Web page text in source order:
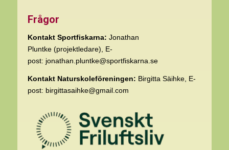
Frågor
Kontakt Sportfiskarna: Jonathan
Pluntke (projektledare), E-
post: jonathan.pluntke@sportfiskarna.se
Kontakt Naturskoleföreningen: Birgitta Säihke, E-
post: birgittasaihke@gmail.com